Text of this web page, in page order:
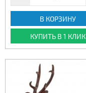
В КОРЗИНУ
КУПИТЬ В 1 КЛИК